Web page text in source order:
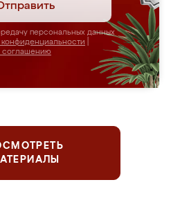
персональных данных
конфиденциальности
соглашению